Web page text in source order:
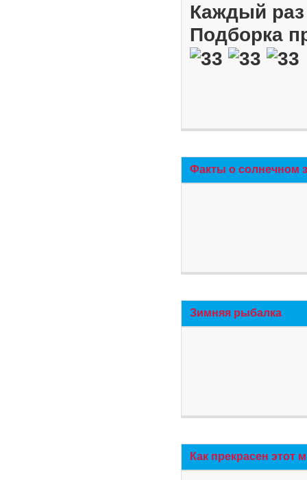
Каждый
Подборка
Факты о солнечном
Зимняя рыбалка
Как прекрасен этот